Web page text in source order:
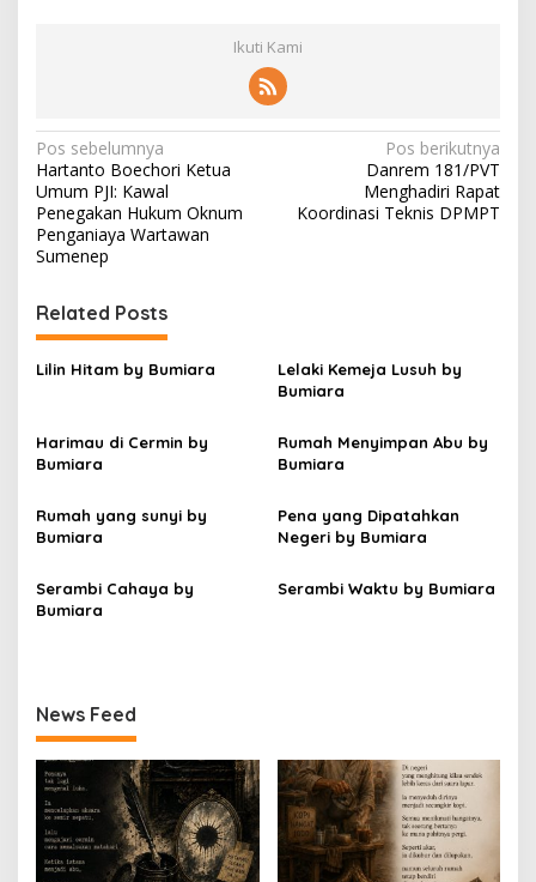
Ikuti Kami
N
a
v
i
a
s
i
o
Pos sebelumnya
Hartanto Boechori Ketua
Umum PJI: Kawal
Penegakan Hukum Oknum
Penganiaya Wartawan
Sumenep
Pos berikutnya
Danrem 181/PVT
Menghadiri Rapat
Koordinasi Teknis DPMPT
Related Posts
Lilin Hitam by Bumiara
Lelaki Kemeja Lusuh by
Bumiara
Harimau di Cermin by
Bumiara
Rumah Menyimpan Abu by
Bumiara
Rumah yang sunyi by
Bumiara
Pena yang Dipatahkan
Negeri by Bumiara
Serambi Cahaya by
Bumiara
Serambi Waktu by Bumiara
News Feed